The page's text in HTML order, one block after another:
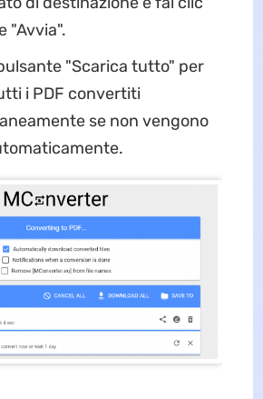
"Avvia".
"Scarica tutto" per
i PDF convertiti
se non vengono